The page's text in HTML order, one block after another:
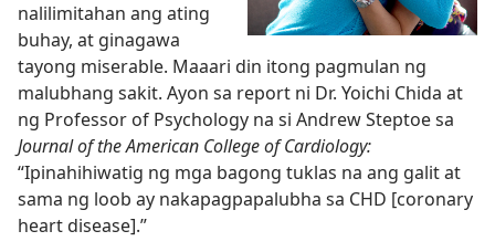
nalilimitahan ang ating
buhay, at ginagawa
tayong miserable. Maaari din itong pagmulan ng
malubhang sakit. Ayon sa report ni Dr. Yoichi Chida at
ng Professor of Psychology na si Andrew Steptoe sa
Journal of the American College of Cardiology:
“Ipinahihiwatig ng mga bagong tuklas na ang galit at
sama ng loob ay nakapagpapalubha sa CHD [coronary
heart disease].”